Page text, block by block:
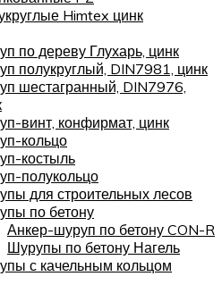
Himtex цинк
по дереву Глухарь, цинк
полукруглый, DIN7981, цинк
шестагранный, DIN7976,
винт, конфирмат, цинк
кольцо
костыль
полукольцо
для строительных лесов
по бетону
Анкер-шуруп по бетону CON-R
Шурупы по бетону Нагель
с качельным кольцом